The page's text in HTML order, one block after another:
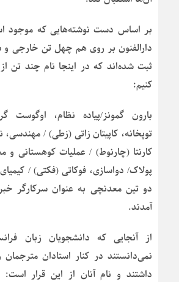
بر اساس دست نوشته‌هایی که موجود
دارالفنون بر روی هم چهل تن خارجی و
ثبت شده‌اند که در اینجا نام چند تن
کنیم:
بارون گمونز/پیاده نظام،
توپخانه، کاپیتان زاتی (زطی) / مهندسی،
کارنتا (چارنوط) / عملیات کوهستانی و
پولاک/ دواسازی، فوکاتی (فکتی) /
دو تین معدنچی به عنوان سرکارگر
آمدند.
از آنجایی که دانشجویان زبان
نمی‌دانستند در کنار استادان
داشتند و نام آنان از این قرار